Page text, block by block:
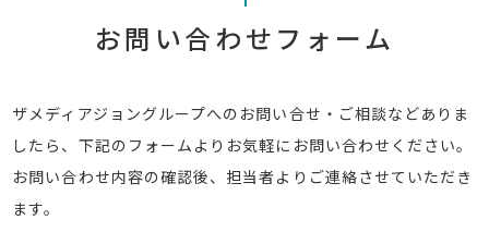
お問い合わせフォーム
ザメディアジョングループへのお問い合せ・ご相談などありま
したら、下記のフォームよりお気軽にお問い合わせください。
お問い合わせ内容の確認後、担当者よりご連絡させていただき
ます。